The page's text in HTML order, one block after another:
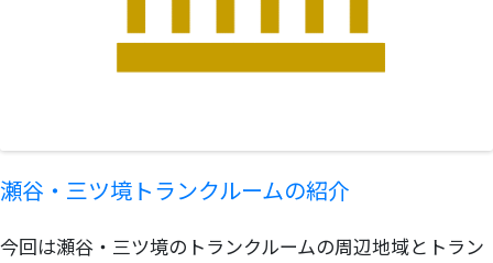
瀬谷・三ツ境トランクルームの紹介
今回は瀬谷・三ツ境のトランクルームの周辺地域とトラン